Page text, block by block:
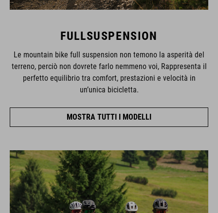
FULLSUSPENSION
Le mountain bike full suspension non temono la asperità del
terreno, perciò non dovrete farlo nemmeno voi, Rappresenta il
perfetto equilibrio tra comfort, prestazioni e velocità in
un’unica bicicletta.
MOSTRA TUTTI I MODELLI